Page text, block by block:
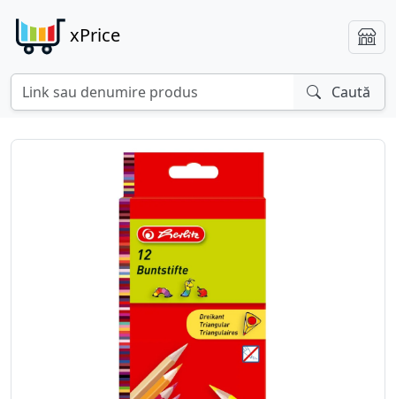
xPrice
Caută